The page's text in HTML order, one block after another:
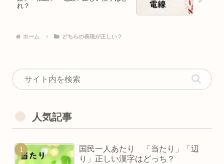
れ？
ホーム どちらの表現が正しい？
人気記事
国民一人あたり 「当たり」「辺
り」正しい漢字はどっち？